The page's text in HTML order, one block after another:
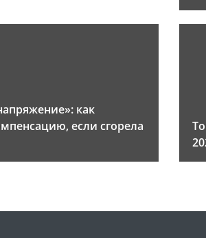
как
если сгорела